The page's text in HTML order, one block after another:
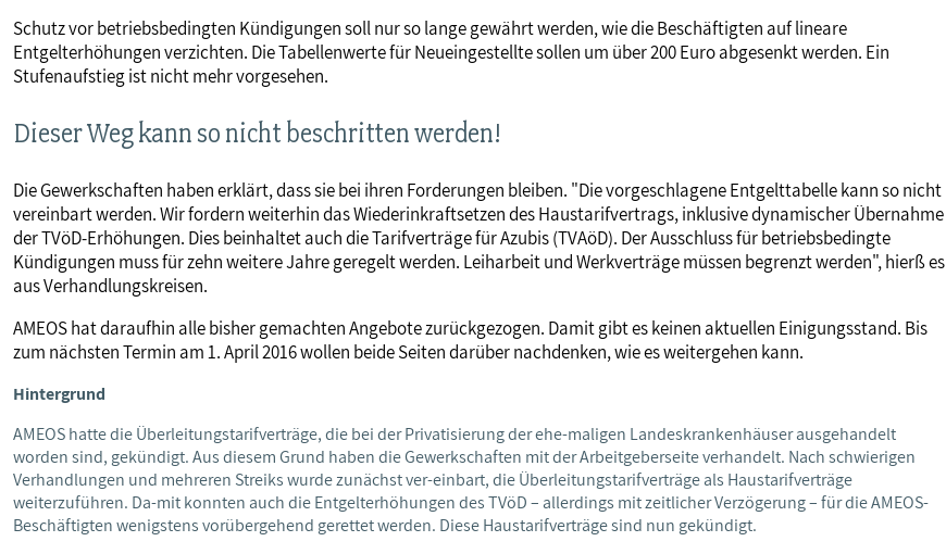
Schutz vor betriebsbedingten Kündigungen soll nur so lange gewährt werden, wie die Beschäftigten auf lineare
Entgelterhöhungen verzichten. Die Tabellenwerte für Neueingestellte sollen um über 200 Euro abgesenkt werden. Ein
Stufenaufstieg ist nicht mehr vorgesehen.
Dieser Weg kann so nicht beschritten werden!
Die Gewerkschaften haben erklärt, dass sie bei ihren Forderungen bleiben. "Die vorgeschlagene Entgelttabelle kann so nicht
vereinbart werden. Wir fordern weiterhin das Wiederinkraftsetzen des Haustarifvertrags, inklusive dynamischer Übernahme
der TVöD-Erhöhungen. Dies beinhaltet auch die Tarifverträge für Azubis (TVAöD). Der Ausschluss für betriebsbedingte
Kündigungen muss für zehn weitere Jahre geregelt werden. Leiharbeit und Werkverträge müssen begrenzt werden", hierß es
aus Verhandlungskreisen.
AMEOS hat daraufhin alle bisher gemachten Angebote zurückgezogen. Damit gibt es keinen aktuellen Einigungsstand. Bis
zum nächsten Termin am 1. April 2016 wollen beide Seiten darüber nachdenken, wie es weitergehen kann.
Hintergrund
AMEOS hatte die Überleitungstarifverträge, die bei der Privatisierung der ehe-maligen Landeskrankenhäuser ausgehandelt
worden sind, gekündigt. Aus diesem Grund haben die Gewerkschaften mit der Arbeitgeberseite verhandelt. Nach schwierigen
Verhandlungen und mehreren Streiks wurde zunächst ver-einbart, die Überleitungstarifverträge als Haustarifverträge
weiterzuführen. Da-mit konnten auch die Entgelterhöhungen des TVöD – allerdings mit zeitlicher Verzögerung – für die AMEOS-
Beschäftigten wenigstens vorübergehend gerettet werden. Diese Haustarifverträge sind nun gekündigt.